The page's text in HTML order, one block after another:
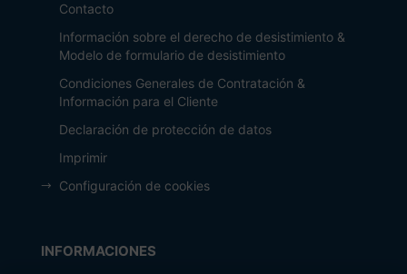
Contacto
Información sobre el derecho de desistimiento &
Modelo de formulario de desistimiento
Condiciones Generales de Contratación &
Información para el Cliente
Declaración de protección de datos
Imprimir
Configuración de cookies
INFORMACIONES